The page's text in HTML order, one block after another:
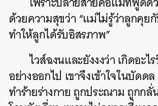
ด้วยความสุขว่า “แม่ไม่รู้ว่าลูกคุ
ทำให้ลูกได้รับอิสรภาพ”
ไวส์ฉงนและยังงงว่า เกิดอะ
อย่างออกไป เขาจึงเข้าใจในบัด
ทำร้ายร่างกาย ถูกประณาม ถูกก